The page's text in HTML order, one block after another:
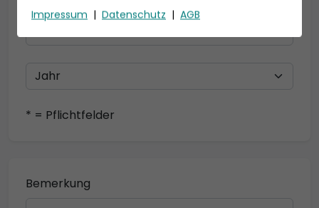
* = Pflichtfelder
Bemerkung
Impressum | Datenschutz | AGB